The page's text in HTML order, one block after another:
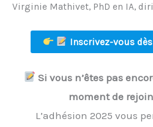
Virginie Mathivet, PhD en IA,
Inscrivez-vous
Si vous n’êtes pas
moment de
L’adhésion 2025 vous